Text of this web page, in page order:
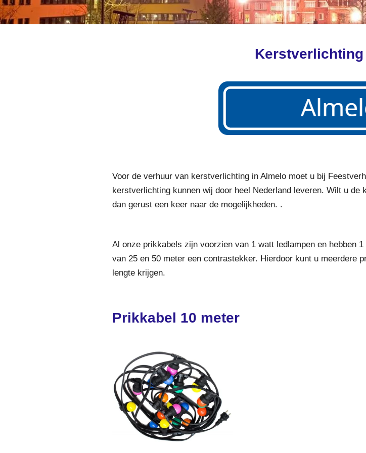
Voor de verhuur van kerstverlichting in Almelo moet u bij
kerstverlichting kunnen wij door heel Nederland leveren. Wilt u
dan gerust een keer naar de mogelijkheden. .
Al onze prikkabels zijn voorzien van 1 watt ledlampen en hebben
van 25 en 50 meter een contrastekker. Hierdoor kunt u meerdere
lengte krijgen.
Prikkabel 10 meter